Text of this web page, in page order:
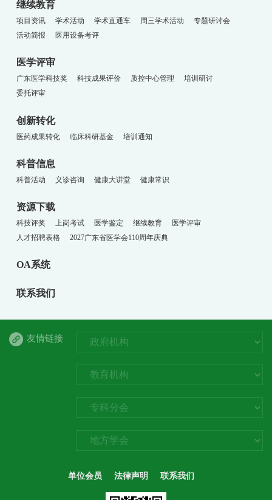
继续教育
项目资讯 学术活动 学术直通车 周三学术活动
专题研讨会
活动简报
医用设备考评
医学评审
广东医学科技奖 科技成果评价 质控中心管理
培训研讨
委托评审
创新转化
医药成果转化 临床科研基金 培训通知
科普信息
科普活动 义诊咨询 健康大讲堂 健康常识
资源下载
科技评奖 上岗考试 医学鉴定 继续教育
医学评审
人才招聘表格
2027广东省医学会110周年庆典
OA系统
联系我们
友情链接
单位会员 法律声明 联系我们